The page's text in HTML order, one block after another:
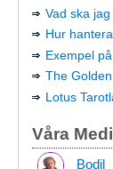
Vad ska
Hur
Exempel
The
Lotus
Våra
Bodil